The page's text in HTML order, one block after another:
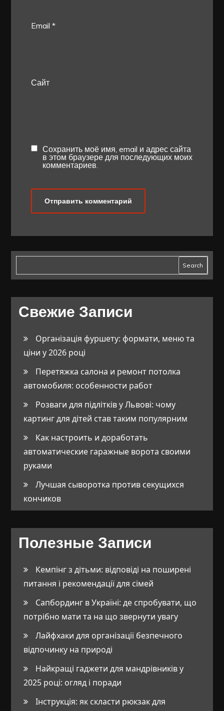
Email*
Сайт
Сохранить моё имя, email и адрес сайта
в этом браузере для последующих моих
комментариев.
Search
Свежие Записи
Організація фуршету: формати, меню та
ціни у 2026 році
Перетяжка салона и ремонт потолка
автомобиля: особенности работ
Розваги для підлітків у Львові: чому
картинг для дітей став таким популярним
Как настроить и доработать
автоматические гаражные ворота своими
руками
Лучшая сыворотка против секущихся
кончиков
Полезные Записи
Кемпінг з дітьми: відповіді на поширені
питання і рекомендації для сімей
Сапбординг в Україні: де спробувати, що
потрібно мати та на що звернути увагу
Лайфхаки для організації безпечного
відпочинку на природі
Найкращі гаджети для мандрівників у
2025 році: огляд і поради
Інструкція: як скласти рюкзак для